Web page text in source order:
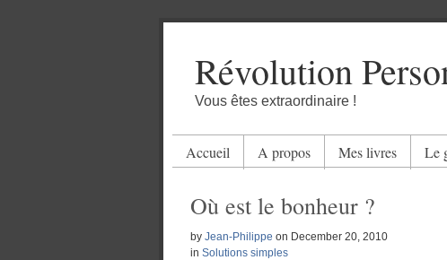
Révolution
Vous êtes extraordinaire !
Accueil A propos Mes livres Le
Où est le bonheur ?
by Jean-Philippe on December 20, 2010
in Solutions simples